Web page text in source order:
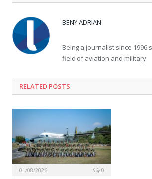
BENY ADRIAN
Being a journalist since 1996
field of aviation and military
RELATED POSTS
01/08/2026 0